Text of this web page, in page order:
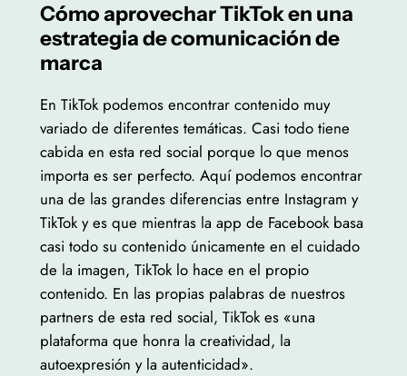
Cómo aprovechar TikTok en una
estrategia de comunicación de
marca
En TikTok podemos encontrar contenido muy
variado de diferentes temáticas. Casi todo tiene
cabida en esta red social porque lo que menos
importa es ser perfecto. Aquí podemos encontrar
una de las grandes diferencias entre Instagram y
TikTok y es que mientras la app de Facebook basa
casi todo su contenido únicamente en el cuidado
de la imagen, TikTok lo hace en el propio
contenido. En las propias palabras de nuestros
partners de esta red social, TikTok es «una
plataforma que honra la creatividad, la
autoexpresión y la autenticidad».